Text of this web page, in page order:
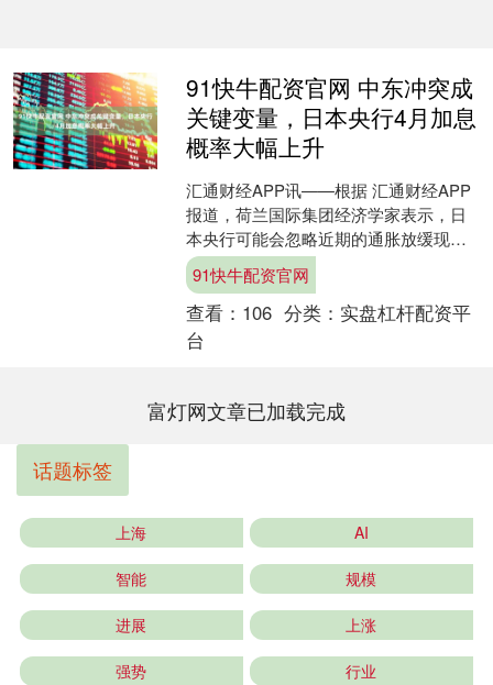
91快牛配资官网 中东冲突成
关键变量，日本央行4月加息
概率大幅上升
汇通财经APP讯——根据 汇通财经APP
报道，荷兰国际集团经济学家表示，日
本央行可能会忽略近期的通胀放缓现
象，而将重点放在价格风险上。最初的
工资谈判情况令人鼓....
91快牛配资官网
查看： 106 分类： 实盘杠杆配资平
台
富灯网文章已加载完成
话题标签
上海 AI
智能 规模
进展 上涨
强势 行业